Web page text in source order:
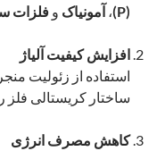
(P)
، آمونیاک و فلزات
افزایش کیفیت آلیاژ
استفاده از زئولیت
ساختار کریستالی فلز
کاهش مصرف انرژی